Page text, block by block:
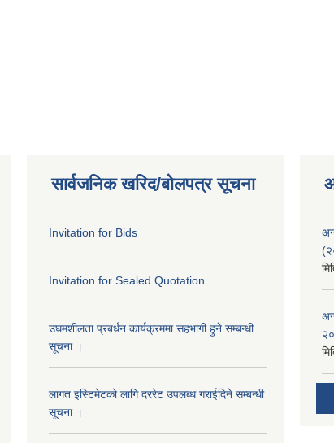
सार्वजनिक खरिद/बोलपत्र सूचना
Invitation for Bids
Invitation for Sealed Quotation
उघमशीलता प्रबर्धन कार्यक्रममा सहभागी हुने सम्बन्धी
सूचना ।
लागत इस्टिमेटको लागि दररेट उपलब्ध गराईदिने सम्बन्धी
सूचना ।